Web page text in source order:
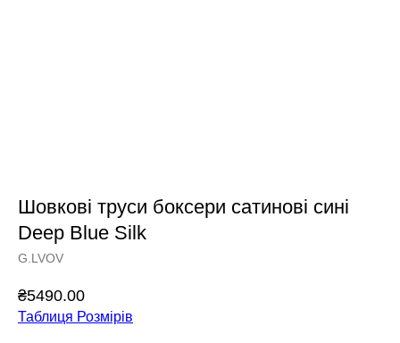
Шовкові труси боксери сатинові сині
Deep Blue Silk
G.LVOV
₴5490.00
Таблиця Розмірів